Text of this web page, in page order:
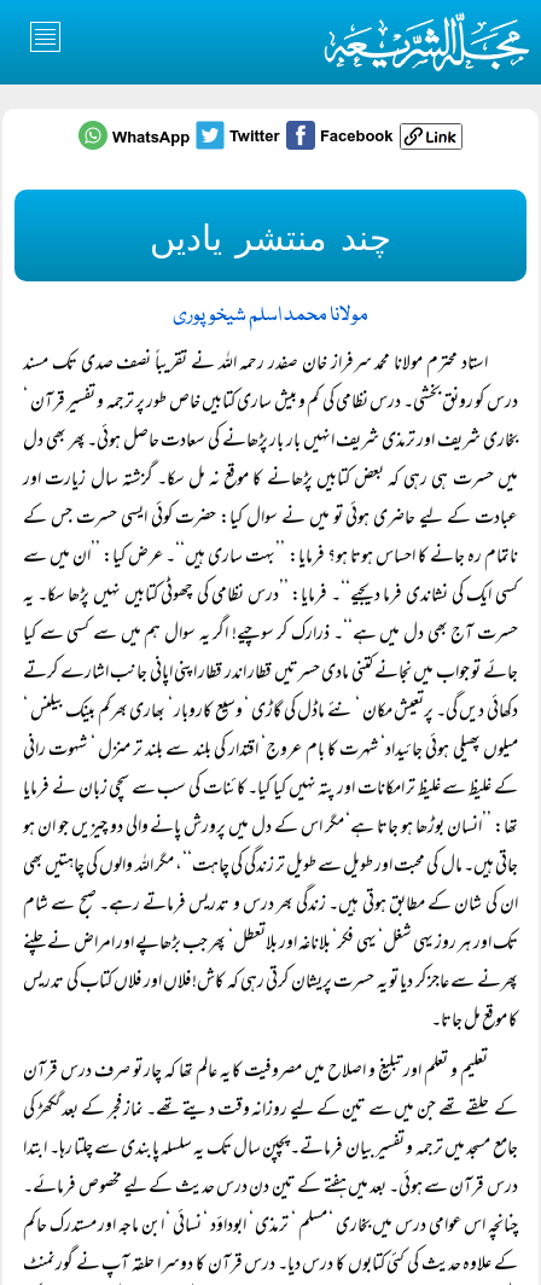
چند منتشر یادیں
مولانا محمد اسلم شیخوپوری
استاد محترم مولانا محمد سرفراز خان صفدر رحمہ اللہ نے تقریباً نصف صدی تک مسند
درس کو رونق بخشی۔ درس نظامی کی کم و بیش ساری کتابیں خاص طور پر ترجمہ و تفسیر قرآن ‘
بخاری شریف اور ترمذی شریف انہیں بار بار پڑھانے کی سعادت حاصل ہوئی۔ پھر بھی دل
میں حسرت ہی رہی کہ بعض کتابیں پڑھانے کا موقع نہ مل سکا۔ گزشتہ سال زیارت اور
عبادت کے لیے حاضری ہوئی تو میں نے سوال کیا: حضرت کوئی ایسی حسرت جس کے
ناتمام رہ جانے کا احساس ہوتا ہو؟ فرمایا: ’’بہت ساری ہیں‘‘۔ عرض کیا: ’’ان میں سے
کسی ایک کی نشاندی فرما دیجیے‘‘۔ فرمایا: ’’درس نظامی کی چھوٹی کتابیں نہیں پڑھا سکا۔ یہ
حسرت آج بھی دل میں ہے‘‘۔ ذرارک کر سوچیے! اگر یہ سوال ہم میں سے کسی سے کیا
جائے تو جواب میں نجانے کتنی مادی حسرتیں قطار اندر قطار اپنی اپانی جانب اشارے کرتے
دکھائی دیں گی۔ پرتعیش مکان ‘ نئے ماڈل کی گاڑی ‘ وسیع کاروبار ‘ بھاری بھرکم بینک بیلنس ‘
میلوں پھیلی ہوئی جائیداد‘ شہرت کا بام عروج‘ اقتدار کی بلند سے بلند تر منزل ‘ شہوت رانی
کے غلیظ سے غلیظ تر امکانات اور پتہ نہیں کیا کیا۔ کائنات کی سب سے سچی زبان نے فرمایا
تھا: ’’انسان بوڑھا ہو جاتا ہے‘ مگر اس کے دل میں پرورش پانے والی دو چیزیں جو ان ہو
جاتی ہیں۔ مال کی محبت اور طویل سے طویل تر زندگی کی چاہت‘‘، مگر اللہ والوں کی چاہتیں بھی
ان کی شان کے مطابق ہوتی ہیں۔ زندگی بھر درس و تدریس فرماتے رہے۔ صبح سے شام
تک اور ہر روز یہی شغل‘ یہی فکر‘ بلاناغہ اور بلاتعطل‘ پھر جب بڑھاپے اور امراض نے چلنے
پھرنے سے عاجز کر دیا تو یہ حسرت پریشان کرتی رہی کہ کاش! فلاں اور فلاں کتاب کی تدریس
کا موقع مل جاتا۔
تعلیم و تعلم اور تبلیغ و اصلاح میں مصروفیت کا یہ عالم تھا کہ چار تو صرف درس قرآن
کے حلقے تھے جن میں سے تین کے لیے روزانہ وقت دیتے تھے۔ نماز فجر کے بعد گکھڑ کی
جامع مسجد میں ترجمہ و تفسیر بیان فرماتے۔ پچپن سال تک یہ سلسلہ پابندی سے چلتا رہا۔ ابتدا
درس قرآن سے ہوئی۔ بعد میں ہفتے کے تین دن درس حدیث کے لیے مخصوص فرمائے۔
چنانچہ اس عوامی درس میں بخاری ‘ مسلم ‘ ترمذی ‘ ابوداؤد ‘ نسائی ‘ ابن ماجہ اور مستدرک حاکم
کے علاوہ حدیث کی کئی کتابوں کا درس دیا۔ درس قرآن کا دوسر ا حلقہ آپ نے گورنمنٹ